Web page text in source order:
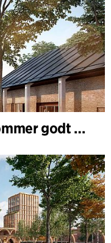
C.F. Møller Architects kommer godt ud af 2025